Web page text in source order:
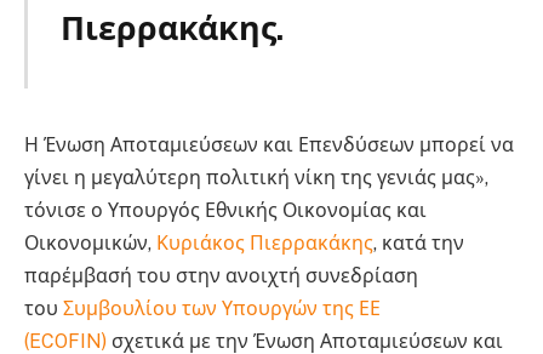
Πιερρακάκης.
Η Ένωση Αποταμιεύσεων και Επενδύσεων μπορεί να
γίνει η μεγαλύτερη πολιτική νίκη της γενιάς μας»,
τόνισε ο Υπουργός Εθνικής Οικονομίας και
Οικονομικών, Κυριάκος Πιερρακάκης, κατά την
παρέμβασή του στην ανοιχτή συνεδρίαση
του Συμβουλίου των Υπουργών της ΕΕ
(ECOFIN) σχετικά με την Ένωση Αποταμιεύσεων και